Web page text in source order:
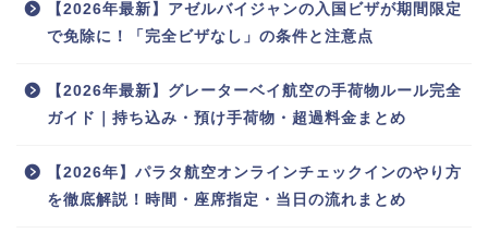
【2026年最新】アゼルバイジャンの入国ビザが期間限定
で免除に！「完全ビザなし」の条件と注意点
【2026年最新】グレーターベイ航空の手荷物ルール完全
ガイド｜持ち込み・預け手荷物・超過料金まとめ
【2026年】パラタ航空オンラインチェックインのやり方
を徹底解説！時間・座席指定・当日の流れまとめ